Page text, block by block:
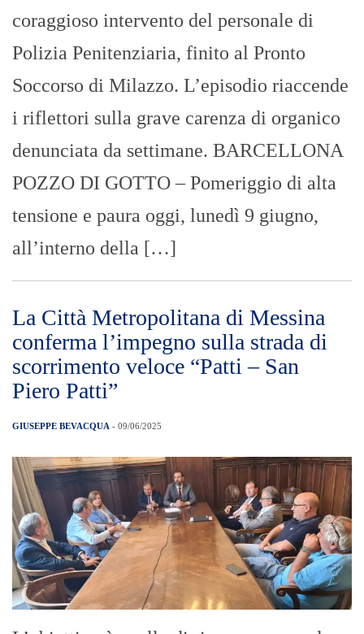
coraggioso intervento del personale di
Polizia Penitenziaria, finito al Pronto
Soccorso di Milazzo. L’episodio riaccende
i riflettori sulla grave carenza di organico
denunciata da settimane. BARCELLONA
POZZO DI GOTTO – Pomeriggio di alta
tensione e paura oggi, lunedì 9 giugno,
all’interno della […]
La Città Metropolitana di Messina
conferma l’impegno sulla strada di
scorrimento veloce “Patti – San
Piero Patti”
GIUSEPPE BEVACQUA - 09/06/2025